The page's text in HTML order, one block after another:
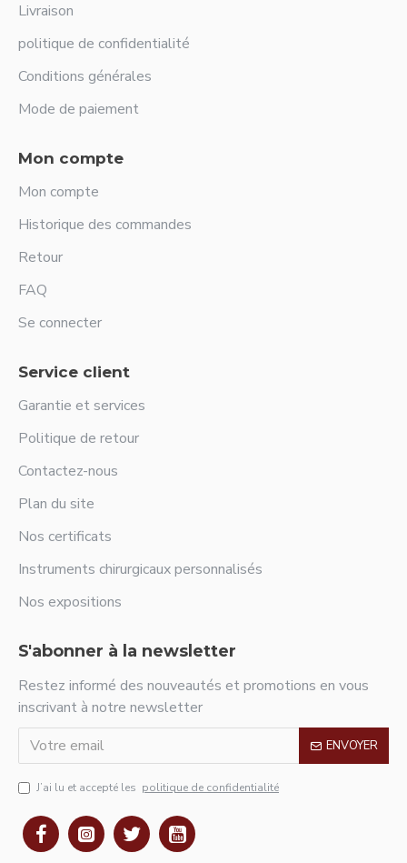
Livraison
politique de confidentialité
Conditions générales
Mode de paiement
Mon compte
Mon compte
Historique des commandes
Retour
FAQ
Se connecter
Service client
Garantie et services
Politique de retour
Contactez-nous
Plan du site
Nos certificats
Instruments chirurgicaux personnalisés
Nos expositions
S'abonner à la newsletter
Restez informé des nouveautés et promotions en vous
inscrivant à notre newsletter
ENVOYER
J’ai lu et accepté les politique de confidentialité